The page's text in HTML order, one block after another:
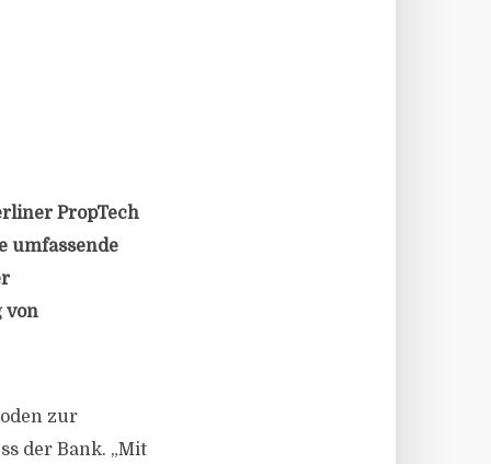
PropTech
umfassende
von
zur
der Bank. „Mit